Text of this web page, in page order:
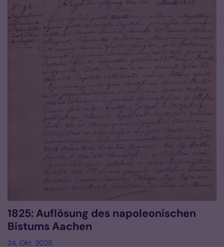
1825: Auflösung des napoleonischen
Bistums Aachen
24. Okt. 2025